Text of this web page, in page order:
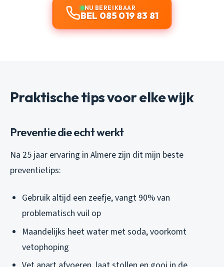
NU BEREIKBAAR
BEL 085 019 83 81
Praktische tips voor elke wijk
Preventie die echt werkt
Na 25 jaar ervaring in Almere zijn dit mijn beste
preventietips:
Gebruik altijd een zeefje, vangt 90% van
problematisch vuil op
Maandelijks heet water met soda, voorkomt
vetophoping